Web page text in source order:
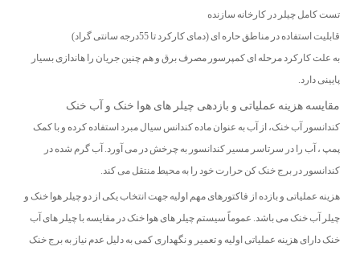
تست کامل چیلر در کارخانه سازنده
قابلیت استفاده در مناطق حاره ای (دمای کارکرد تا 55درجه سانتی گراد)
به علت کارکرد مرحله ای کمپرسور مصرف برق و هم چنین جریان را هاندازی بسیار
پایینی دارد.
مقایسه هزینه عملیاتی و بازدهی چیلر های هوا خنک و آب خنک
کندانسور آب خنک، از آب به عنوان ماده کندانس سیال مبرد استفاده کرده و با کمک
پمپ ، آب را در سرتاسر مسیر کندانسور به چرخش در می آورد. آب گرم شده در
کندانسور در برج خنک کن حرارت خود را به محیط منتقل می کند.
هزینه عملیاتی و بازده از فاکتورهای مهم اولیه جهت انتخاب یکی از دو چیلر هوا خنک و
چیلر آب خنک می باشد. عموماً سیستم چیلر های هوا خنک در مقایسه با چیلر های آب
خنک دارای هزینه عملیاتی اولیه و تعمیر و نگهداری کمی به دلیل عدم نیاز به برج خنک